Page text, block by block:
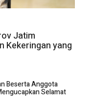
Jatim
Kekeringan yang
Beserta Anggota
Selamat